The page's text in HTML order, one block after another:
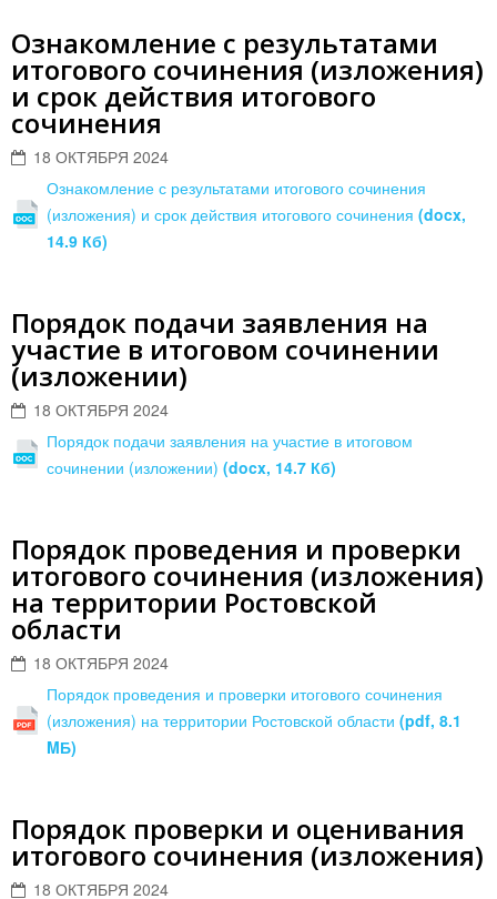
Ознакомление с результатами
итогового сочинения (изложения)
и срок действия итогового
сочинения
18 ОКТЯБРЯ 2024
Ознакомление с результатами итогового сочинения
(изложения) и срок действия итогового сочинения (docx,
14.9 Кб)
Порядок подачи заявления на
участие в итоговом сочинении
(изложении)
18 ОКТЯБРЯ 2024
Порядок подачи заявления на участие в итоговом
сочинении (изложении) (docx, 14.7 Кб)
Порядок проведения и проверки
итогового сочинения (изложения)
на территории Ростовской
области
18 ОКТЯБРЯ 2024
Порядок проведения и проверки итогового сочинения
(изложения) на территории Ростовской области (pdf, 8.1
MБ)
Порядок проверки и оценивания
итогового сочинения (изложения)
18 ОКТЯБРЯ 2024